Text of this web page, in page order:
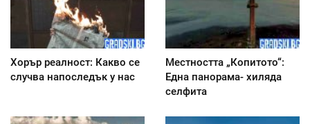
Хорър реалност: Какво се
случва напоследък у нас
Местността „Копитото“:
Една панорама- хиляда
селфита